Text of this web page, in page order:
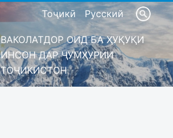
Тоҷикӣ Русский
ВАКОЛАТДОР ОИД БА ҲУҚУҚИ
ИНСОН ДАР ҶУМҲУРИИ
ТОҶИКИСТОН